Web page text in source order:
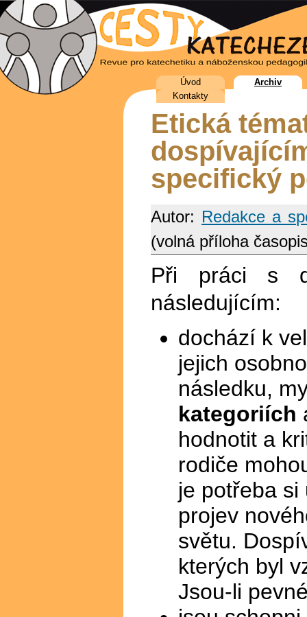
Úvod
Archiv
Kontakty
Etická
specifický
Autor: Redakce a
(volná příloha
Při práci s
následujícím:
dochází k
jejich
následku,
kategoriích
hodnotit a
rodiče
je potřeba si
projev
světu.
kterých byl
Jsou-li